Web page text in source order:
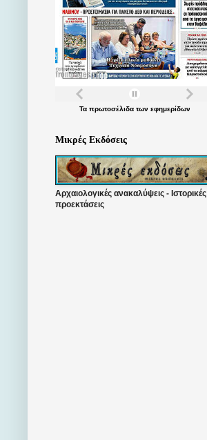
Τα πρωτοσέλιδατων εφημερίδων
Μικρές Εκδόσεις
Αρχαιολογικές ανακαλύψεις - Ιστορικές
προεκτάσεις